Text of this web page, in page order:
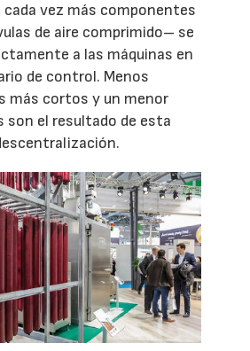
cada vez más componentes
de aire comprimido– se
a las máquinas en
de control. Menos
más cortos y un menor
son el resultado de esta